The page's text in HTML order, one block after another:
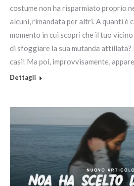
costume non ha risparmiato proprio
alcuni, rimandata per altri. A quanti è
momento in cui scopri che il tuo
di sfoggiare la sua mutanda
casi! Ma poi, improvvisamente, appare
Dettagli